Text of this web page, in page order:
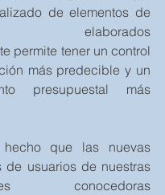
de elementos de
elaborados
permite tener un control
más predecible y un
presupuestal más
que las nuevas
de usuarios de nuestras
conocedoras